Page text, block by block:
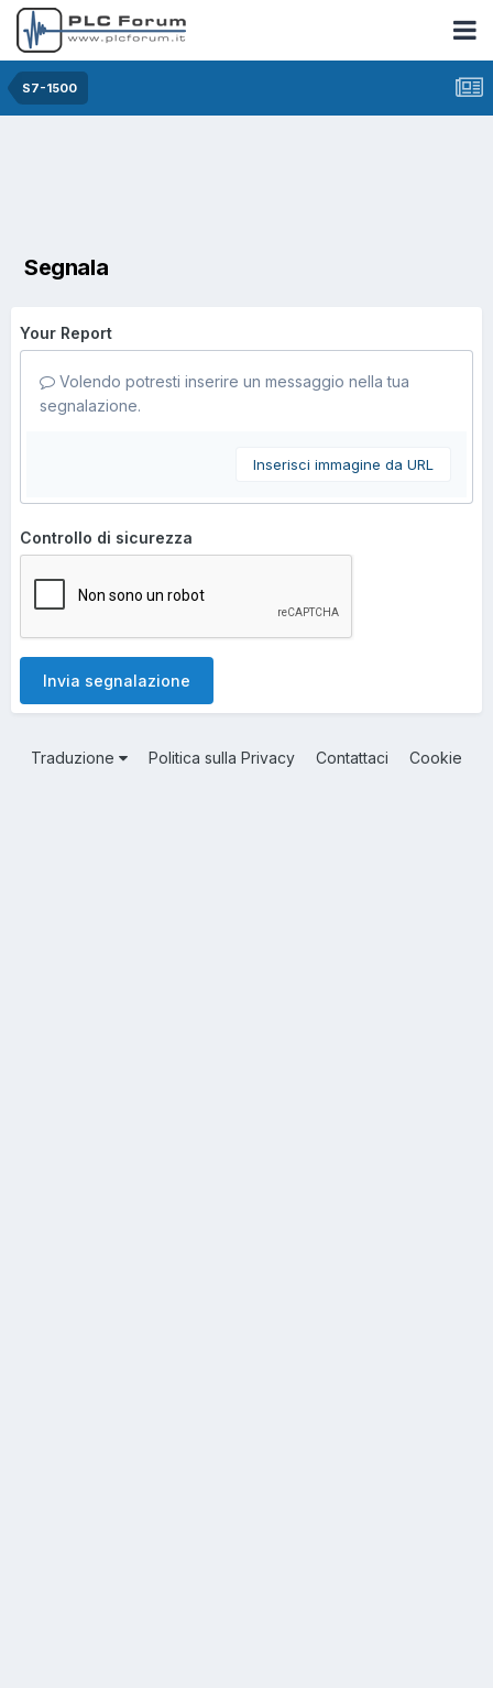
S7-1500
Segnala
Your Report
Volendo potresti inserire un messaggio nella tua
segnalazione.
Inserisci immagine da URL
Controllo di sicurezza
Invia segnalazione
Traduzione Politica sulla Privacy Contattaci Cookie